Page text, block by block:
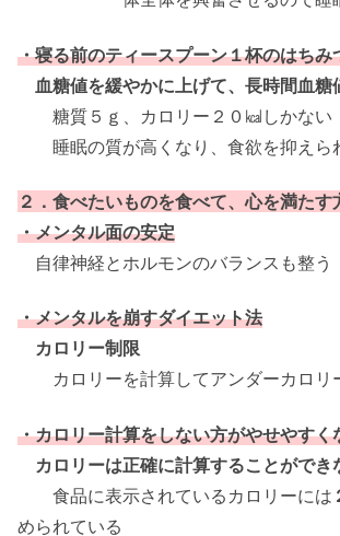
・寝る前のティースプーン１杯のはちみ
血糖値を緩やかに上げて、長時間血糖
糖質５ｇ、カロリー２０㎉しかない
睡眠の質が高くなり、食欲を抑えら
２．食べたいものを食べて、心を満たす
・メンタル面の安定
自律神経とホルモンのバランスも整う
・メンタルを崩すダイエット法
カロリー制限
カロリーを計算してアンダーカロリ
・カロリー計算をしない方がやせやすく
カロリーは正確に計算することができ
食品に表示されているカロリーには
められている